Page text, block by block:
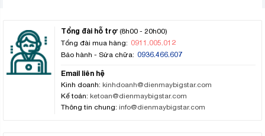
Tổng đài hỗ trợ (8h00 - 20h00)
Tổng đài mua hàng: 0911.005.012
Bảo hành - Sửa chữa: 0936.466.607
Email liên hệ
Kinh doanh: kinhdoanh@dienmaybigstar.com
Kế toán: ketoan@dienmaybigstar.com
Thông tin chung: info@dienmaybigstar.com